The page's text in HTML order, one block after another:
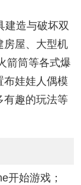
建造与破坏双
房屋、大型机
箭筒等各式爆
布娃娃人偶模
有趣的玩法等
开始游戏；